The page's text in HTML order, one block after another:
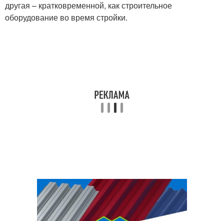
другая – кратковременной, как строительное
оборудование во время стройки.